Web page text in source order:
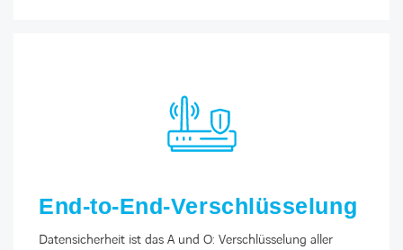
End-to-End-Verschlüsselung
Datensicherheit ist das A und O: Verschlüsselung aller